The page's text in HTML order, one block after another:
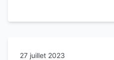
27 juillet 2023